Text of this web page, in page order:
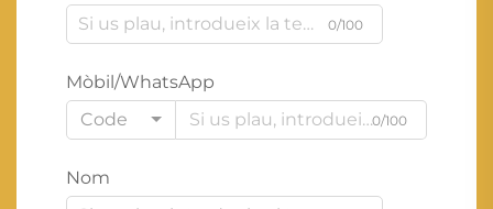
0/100
Mòbil/WhatsApp
Code
0/100
Nom